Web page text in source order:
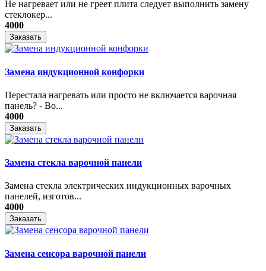
Не нагревает или не греет плита следует выполнить замену
стеклокер...
4000
Заказать
Замена индукционной конфорки
Перестала нагревать или просто не включается варочная
панель? - Во...
4000
Заказать
Замена стекла варочной панели
Замена стекла электрических индукционных варочных
панелей, изготов...
4000
Заказать
Замена сенсора варочной панели